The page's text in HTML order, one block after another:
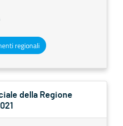
regionali
della Regione